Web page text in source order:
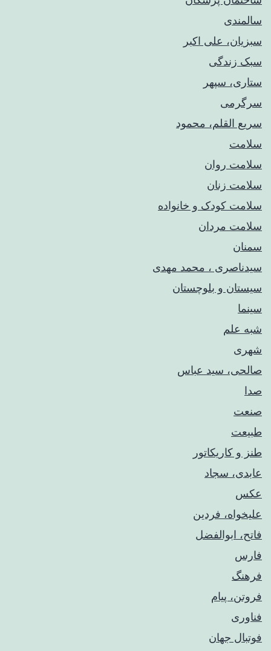
سالمندی
سبزیان، علی اکبر
سبک زندگی
ستاری، سپهر
سرگرمی
سریع القلم، محمود
سلامت
سلامت روان
سلامت زنان
سلامت کودک‌ و خانواده
سلامت مردان
سمنان
سیدناصری ، محمد مهدی
سیستان و بلوچستان
سینما
شبه علم
شهری
صالحی، سید عباس
صدا
صنعت
طبیعت
طنز و کاریکاتور
عابدی، سجاد
عکس
علیخواه، فردین
فاتح، ابوالفضل
فارس
فرهنگ
فروتن، پیام
فناوری
فوتبال جهان